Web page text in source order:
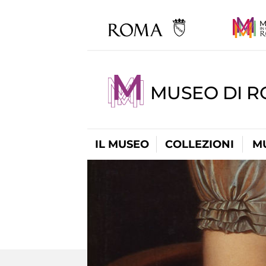
MUSEO DI
IL MUSEO COLLEZIONI